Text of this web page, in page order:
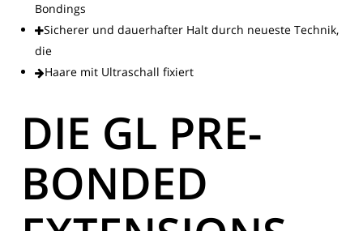
Bondings
Sicherer und dauerhafter Halt durch neueste Technik,
die
Haare mit Ultraschall fixiert
DIE GL PRE-
BONDED